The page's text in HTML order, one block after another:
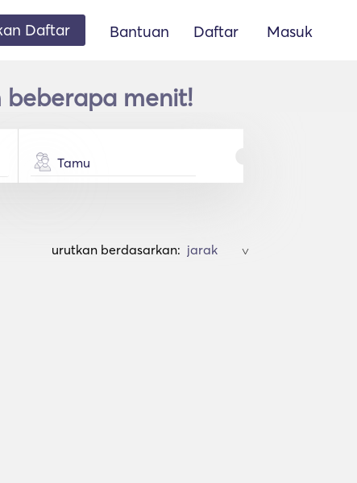
Daftar Bantuan Daftar Masuk
beberapa menit!
Tamu
urutkan berdasarkan: >